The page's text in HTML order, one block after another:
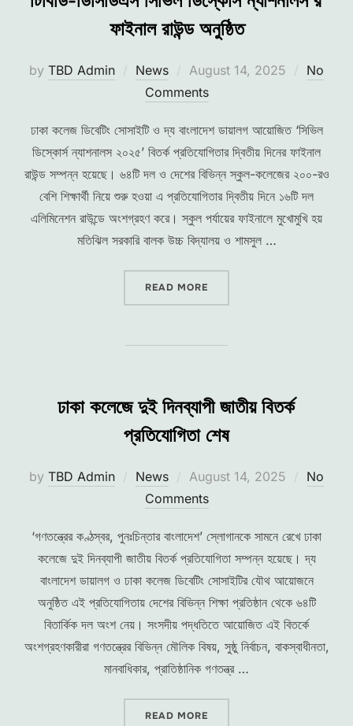
ফাইনাল রাউন্ড অনুষ্ঠিত
by TBD Admin News
Posted
on
August 14, 2025
No
Comments
ঢাকা কলেজ ডিবেটিং সোসাইটি ও দ্য বাংলাদেশ ডায়ালগ আয়োজিত ‘সিভিল
ডিস্কোর্স ন্যাশনালস ২০২৫’ বিতর্ক প্রতিযোগিতার দ্বিতীয় দিনের ফাইনাল
রাউন্ড সম্পন্ন হয়েছে। ৬৪টি দল ও দেশের বিভিন্ন স্কুল-কলেজের ২০০-রও
বেশি শিক্ষার্থী নিয়ে শুরু হওয়া এ প্রতিযোগিতার দ্বিতীয় দিনে ১৬টি দল
এলিমিনেশন রাউন্ডে অংশগ্রহণ করে। স্কুল পর্যায়ের ফাইনালে মুখোমুখি হয়
মতিঝিল সরকারি বালক উচ্চ বিদ্যালয় ও শামসুল …
READ MORE
ঢাকা কলেজে দুই দিনব্যাপী জাতীয় বিতর্ক
প্রতিযোগিতা শেষ
by TBD Admin News
Posted
on
August 14, 2025
No
Comments
‘গণতন্ত্রের কণ্ঠস্বর, পুনঃচিন্তার বাংলাদেশ’ স্লোগানকে সামনে রেখে ঢাকা
কলেজে দুই দিনব্যাপী জাতীয় বিতর্ক প্রতিযোগিতা সম্পন্ন হয়েছে। দ্য
বাংলাদেশ ডায়ালগ ও ঢাকা কলেজ ডিবেটিং সোসাইটির যৌথ আয়োজনে
অনুষ্ঠিত এই প্রতিযোগিতায় দেশের বিভিন্ন শিক্ষা প্রতিষ্ঠান থেকে ৬৪টি
বিতার্কিক দল অংশ নেয়। সংসদীয় পদ্ধতিতে আয়োজিত এই বিতর্কে
অংশগ্রহণকারীরা গণতন্ত্রের বিভিন্ন মৌলিক বিষয়, সুষ্ঠু নির্বাচন, বাকস্বাধীনতা,
মানবাধিকার, প্রাতিষ্ঠানিক গণতন্ত্র …
READ MORE